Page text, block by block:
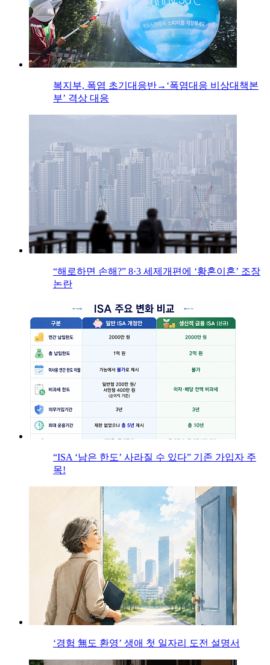
복지부, 폭염 초기대응반→‘폭염대응 비상대책본
부’ 격상 대응
“해로하면 손해?” 8·3 세제개편에 ‘황혼이혼’ 조장
논란
“ISA ‘남은 한도’ 사라질 수 있다” 기존 가입자 주
목!
‘경험 無도 환영’ 생애 첫 일자리 도전 설명서